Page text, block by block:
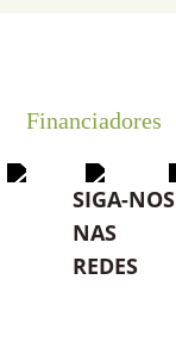
Financiadores
SIGA-NOS
NAS
REDES